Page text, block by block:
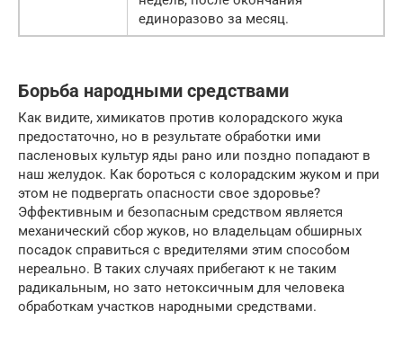
единоразово за месяц.
Борьба народными средствами
Как видите, химикатов против колорадского жука
предостаточно, но в результате обработки ими
пасленовых культур яды рано или поздно попадают в
наш желудок. Как бороться с колорадским жуком и при
этом не подвергать опасности свое здоровье?
Эффективным и безопасным средством является
механический сбор жуков, но владельцам обширных
посадок справиться с вредителями этим способом
нереально. В таких случаях прибегают к не таким
радикальным, но зато нетоксичным для человека
обработкам участков народными средствами.